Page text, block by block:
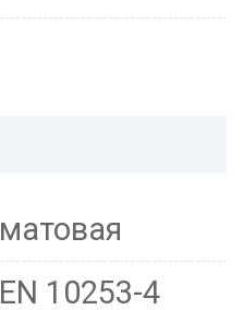
матовая
EN 10253-4